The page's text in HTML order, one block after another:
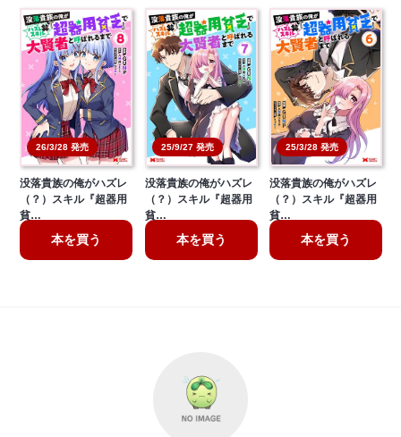
26/3/28 発売
没落貴族の俺がハズレ
（？）スキル『超器用
貧…
本を買う
25/9/27 発売
没落貴族の俺がハズレ
（？）スキル『超器用
貧…
本を買う
25/3/28 発売
没落貴族の俺がハズレ
（？）スキル『超器用
貧…
本を買う